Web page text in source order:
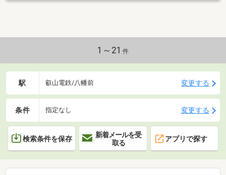
1～21 件
駅 叡山電鉄/八幡前 変更する
条件 指定なし 変更する
検索条件を保存
新着メールを受
取る
アプリで探す